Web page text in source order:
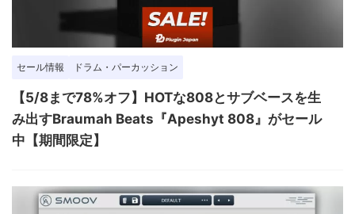
セール情報 ドラム・パーカッション
【5/8まで78%オフ】HOTな808とサブベースを生
み出すBraumah Beats『Apeshyt 808』がセール
中【期間限定】